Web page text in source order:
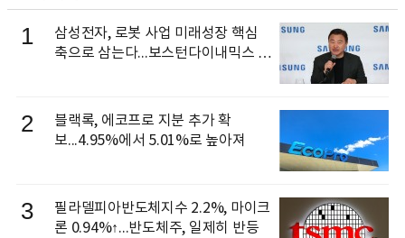
1
삼성전자, 로봇 사업 미래성장 핵심
축으로 삼는다...보스턴다이내믹스 출
2
블랙록, 에코프로 지분 추가 확
보...4.95%에서 5.01%로 높아져
3
필라델피아반도체지수 2.2%, 마이크
론 0.94%↑...반도체주, 일제히 반등